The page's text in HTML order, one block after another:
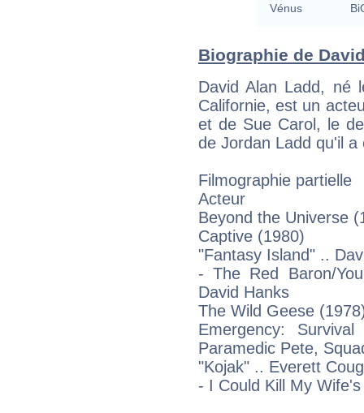
Vénus
Biographie de
David Alan Ladd, né
Californie, est un
et de Sue Carol, le
de Jordan Ladd qu'il
Filmographie partielle
Acteur
Beyond the Universe
Captive (1980)
"Fantasy Island" ..
- The Red Baron/
David Hanks
The Wild Geese
Emergency:
Paramedic Pete,
"Kojak" .. Everett
- I Could Kill My